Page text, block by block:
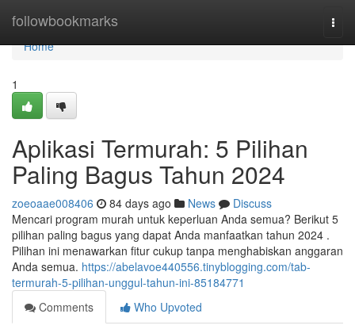
followbookmarks
Home
Home
1
Aplikasi Termurah: 5 Pilihan
Paling Bagus Tahun 2024
zoeoaae008406 84 days ago News
Discuss
Mencari program murah untuk keperluan Anda semua? Berikut 5
pilihan paling bagus yang dapat Anda manfaatkan tahun 2024 .
Pilihan ini menawarkan fitur cukup tanpa menghabiskan anggaran
Anda semua. https://abelavoe440556.tinyblogging.com/tab-
termurah-5-pilihan-unggul-tahun-ini-85184771
Comments
Who Upvoted